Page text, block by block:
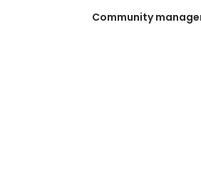
Community